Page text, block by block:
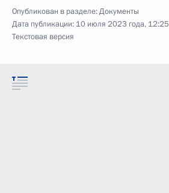
Опубликован в разделе:Документы
Дата публикации: 10 июля 2023 года, 12:25
Текстовая версия